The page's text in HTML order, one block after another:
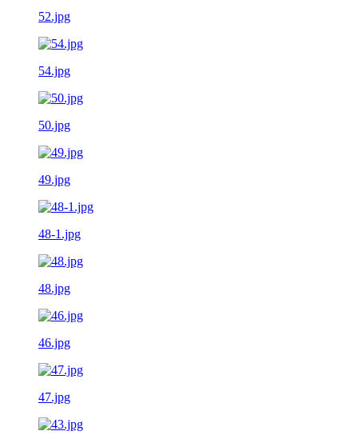
52.jpg
54.jpg
50.jpg
49.jpg
48-1.jpg
48.jpg
46.jpg
47.jpg